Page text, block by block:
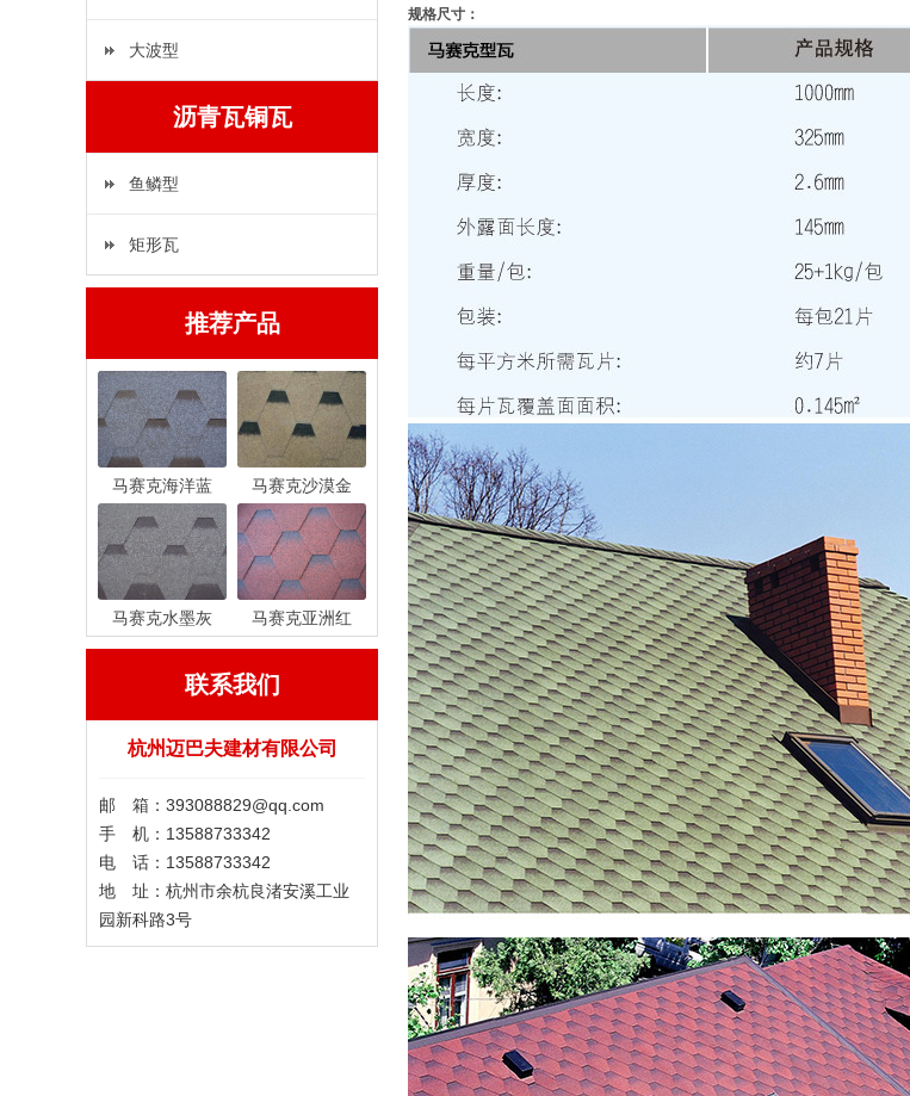
大波型
沥青瓦铜瓦
鱼鳞型
矩形瓦
推荐产品
马赛克海洋蓝 马赛克沙漠金
马赛克水墨灰 马赛克亚洲红
联系我们
杭州迈巴夫建材有限公司
邮 箱：393088829@qq.com
手 机：13588733342
电 话：13588733342
地 址：杭州市余杭良渚安溪工业
园新科路3号
规格尺寸：